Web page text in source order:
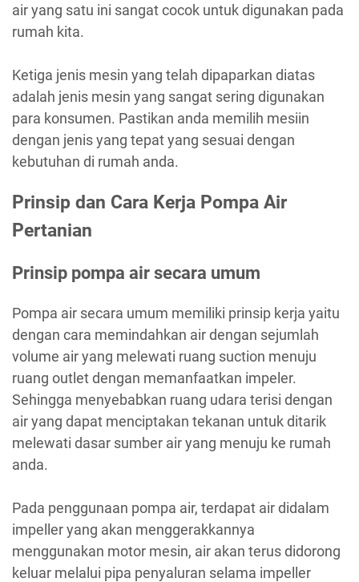
air yang satu ini sangat cocok untuk digunakan pada
rumah kita.
Ketiga jenis mesin yang telah dipaparkan diatas
adalah jenis mesin yang sangat sering digunakan
para konsumen. Pastikan anda memilih mesiin
dengan jenis yang tepat yang sesuai dengan
kebutuhan di rumah anda.
Prinsip dan Cara Kerja Pompa Air
Pertanian
Prinsip pompa air secara umum
Pompa air secara umum memiliki prinsip kerja yaitu
dengan cara memindahkan air dengan sejumlah
volume air yang melewati ruang suction menuju
ruang outlet dengan memanfaatkan impeler.
Sehingga menyebabkan ruang udara terisi dengan
air yang dapat menciptakan tekanan untuk ditarik
melewati dasar sumber air yang menuju ke rumah
anda.
Pada penggunaan pompa air, terdapat air didalam
impeller yang akan menggerakkannya
menggunakan motor mesin, air akan terus didorong
keluar melalui pipa penyaluran selama impeller